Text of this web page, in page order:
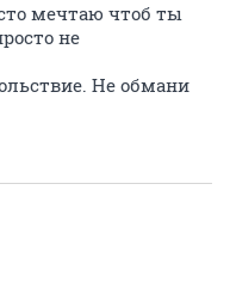
мечтаю чтоб ты
не
Не обмани